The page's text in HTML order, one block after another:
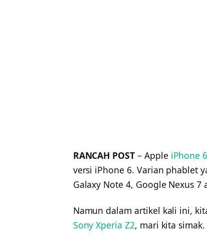
RANCAH POST – Apple iPhone
versi iPhone 6. Varian phablet
Galaxy Note 4, Google Nexus 7
Namun dalam artikel kali ini,
Sony Xperia Z2, mari kita simak.